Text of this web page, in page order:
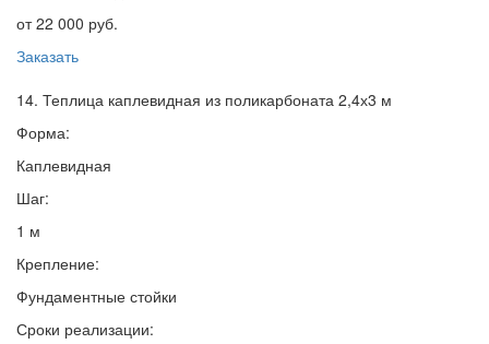
от 22 000 руб.
Заказать
14. Теплица каплевидная из поликарбоната 2,4х3 м
Форма:
Каплевидная
Шаг:
1 м
Крепление:
Фундаментные стойки
Сроки реализации: